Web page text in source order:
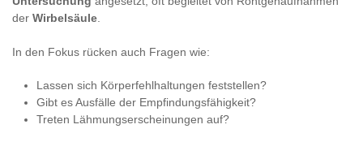
der Wirbelsäule
In den Fokus rücken auch Fragen wie:
Lassen sich Körperfehlhaltungen feststellen?
Gibt es Ausfälle der Empfindungsfähigkeit?
Treten Lähmungserscheinungen auf?